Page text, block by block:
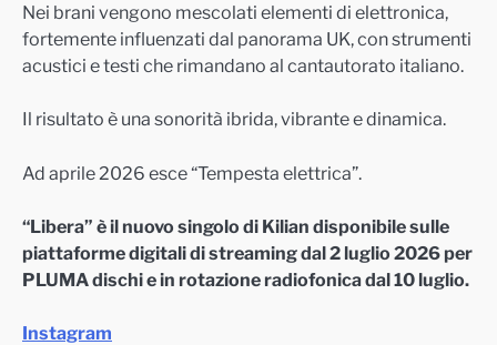
Nei brani vengono mescolati elementi di elettronica,
fortemente influenzati dal panorama UK, con strumenti
acustici e testi che rimandano al cantautorato italiano.
Il risultato è una sonorità ibrida, vibrante e dinamica.
Ad aprile 2026 esce “Tempesta elettrica”.
“Libera” è il nuovo singolo di Kilian disponibile sulle
piattaforme digitali di streaming dal 2 luglio 2026 per
PLUMA dischi e in rotazione radiofonica dal 10 luglio.
Instagram